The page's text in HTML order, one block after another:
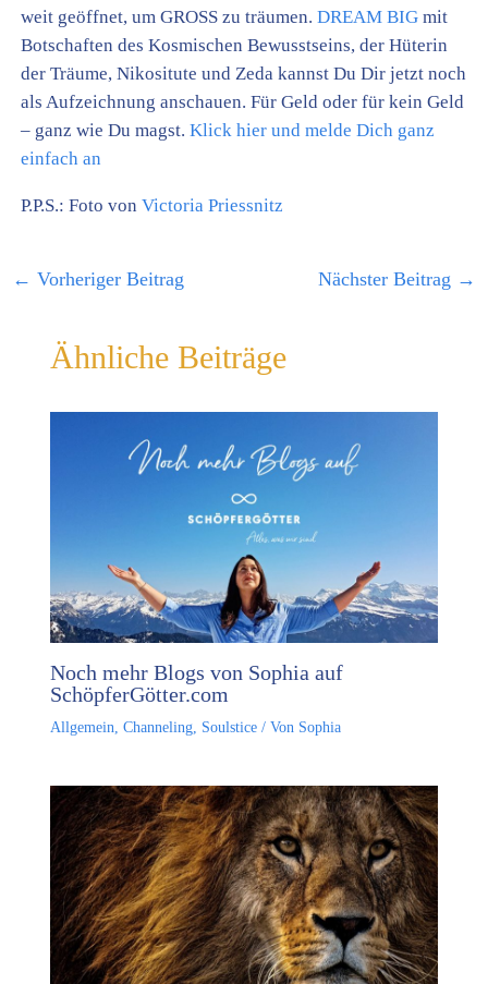
weit geöffnet, um GROSS zu träumen.DREAM BIG mit
Botschaften des Kosmischen Bewusstseins, der Hüterin
der Träume, Nikositute und Zeda kannst Du Dir jetzt noch
als Aufzeichnung anschauen. Für Geld oder für kein Geld
– ganz wie Du magst.Klick hier und melde Dich ganz
einfach an
P.P.S.: Foto vonVictoria Priessnitz
← Vorheriger Beitrag Nächster Beitrag →
Ähnliche Beiträge
Noch mehr Blogs von Sophia auf
SchöpferGötter.com
Allgemein Channeling, Soulstice/ Von Sophia